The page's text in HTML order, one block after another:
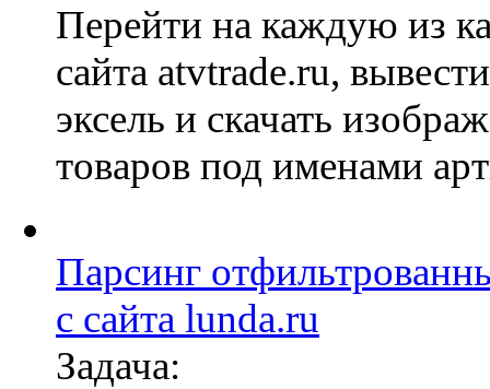
Перейти на каждую из
сайта atvtrade.ru,
эксель и скачать
товаров под именами
Парсинг
с сайта lunda.ru
Задача: